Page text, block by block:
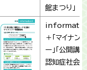
館まつり」
＋「マイナンバ
ー」「公開講座
認知症社会に